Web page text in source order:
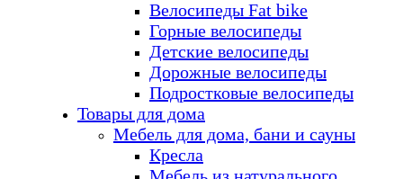
Велосипеды Fat bike
Горные велосипеды
Детские велосипеды
Дорожные велосипеды
Подростковые велосипеды
Товары для дома
Мебель для дома, бани и сауны
Кресла